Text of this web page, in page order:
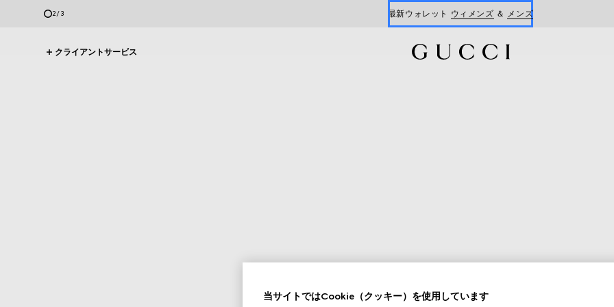
2/3 最新ウォレット ウィメンズ ＆ メンズ
クライアントサービス
当サイトではCookie（クッキー）を使用しています